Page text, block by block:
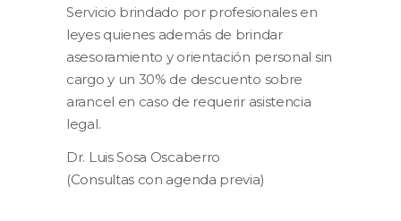
Servicio brindado por profesionales en
leyes quienes además de brindar
asesoramiento y orientación personal sin
cargo y un 30% de descuento sobre
arancel en caso de requerir asistencia
legal.
Dr. Luis Sosa Oscaberro
(Consultas con agenda previa)